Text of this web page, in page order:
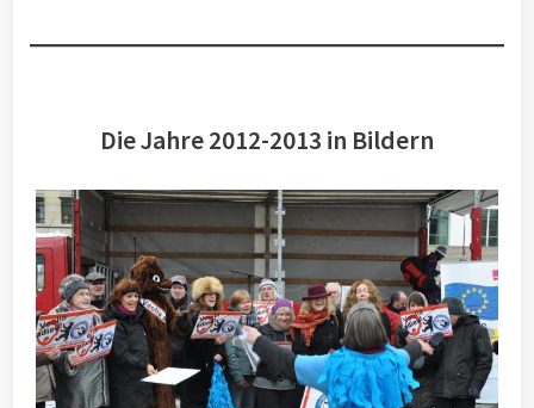
Die Jahre 2012-2013 in Bildern